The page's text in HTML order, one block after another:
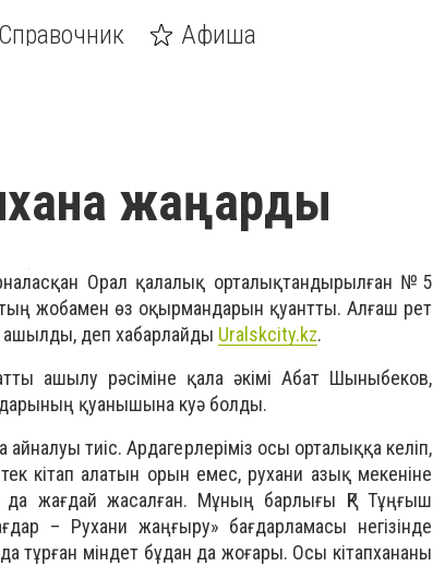
Справочник Афиша
жаңарды
Орал қалалық орталықтандырылған №5
жобамен өз оқырмандарын қуантты. Алғаш рет
ашылды, деп хабарлайды Uralskcity.kz.
ашылу рәсіміне қала әкімі Абат Шыныбеков,
қуанышына куә болды.
тиіс. Ардагерлеріміз осы орталыққа келіп,
кітап алатын орын емес, рухани азық мекеніне
жағдай жасалған. Мұның барлығы ҚР Тұңғыш
– Рухани жаңғыру» бағдарламасы негізінде
тұрған міндет бұдан да жоғары. Осы кітапхананы